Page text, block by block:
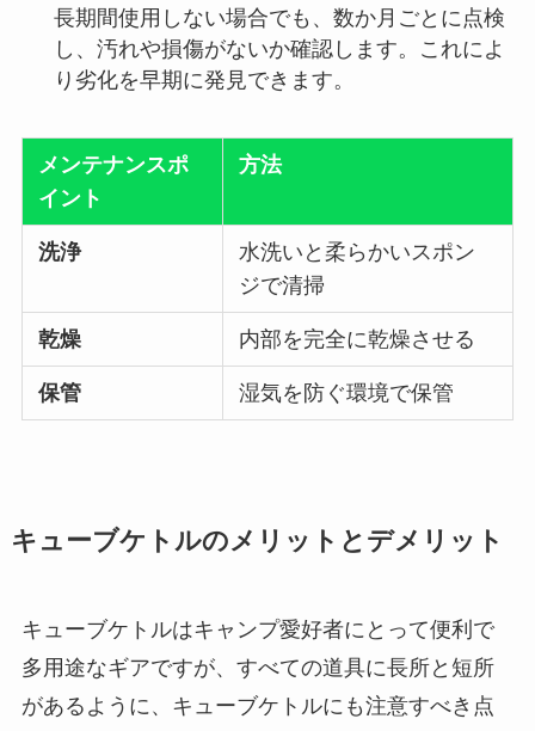
長期間使用しない場合でも、数か月ごとに点検
し、汚れや損傷がないか確認します。これによ
り劣化を早期に発見できます。
メンテナンスポ
イント
方法
洗浄
水洗いと柔らかいスポン
ジで清掃
乾燥 内部を完全に乾燥させる
保管 湿気を防ぐ環境で保管
キューブケトルのメリットとデメリット
キューブケトルはキャンプ愛好者にとって便利で
多用途なギアですが、すべての道具に長所と短所
があるように、キューブケトルにも注意すべき点